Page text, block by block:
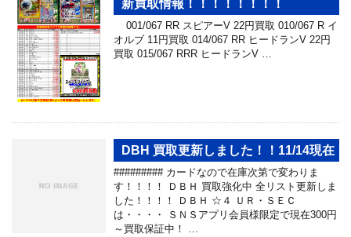
新買取情報！！！！！！！！
001/067 RR スピアーV 22円買取 010/067 R イ
オルブ 11円買取 014/067 RR ヒードランV 22円
買取 015/067 RRR ヒードランV …
DBH 買取更新しました！！11/14現在
######### カードなので在庫次第で変わりま
す！！！！ ＤＢＨ 買取強化中 全リスト更新しま
した！！！！ ＤＢＨ ☆４ ＵＲ・ＳＥＣ
は・・・・ ＳＮＳアプリ会員様限定で現在300円
～買取保証中！ …